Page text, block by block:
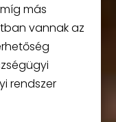
más
vannak az
rendszer